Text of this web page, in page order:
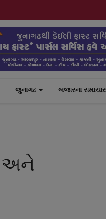
જુનાગઢ બજારના સમાચાર
અને